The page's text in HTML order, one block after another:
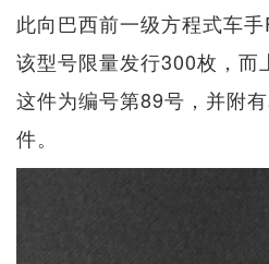
此向巴西前一级方程式车
该型号限量发行300枚，而
这件为编号第89号，并附
件。